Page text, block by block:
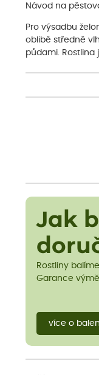
Návod na
Pro výsadbu
oblibě středně
půdami. Rostlina
Jak
Rostliny
Garance
více o